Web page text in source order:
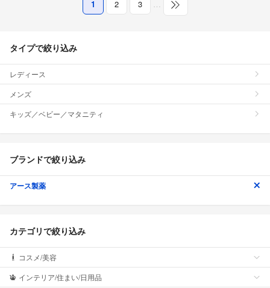
1 2 3 …
タイプで絞り込み
レディース
メンズ
キッズ／ベビー／マタニティ
ブランドで絞り込み
アース製薬
カテゴリで絞り込み
コスメ/美容
インテリア/住まい/日用品